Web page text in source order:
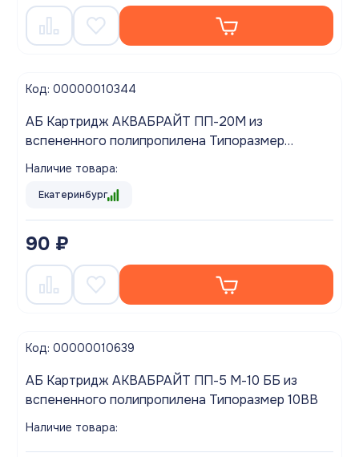
Код: 00000010344
АБ Картридж АКВАБРАЙТ ПП-20М из
вспененного полипропилена Типоразмер
SLIMLINE 10 дюймов
Наличие товара:
Екатеринбург
90 ₽
Код: 00000010639
АБ Картридж АКВАБРАЙТ ПП-5 М-10 ББ из
вспененного полипропилена Типоразмер 10ВВ
Наличие товара: